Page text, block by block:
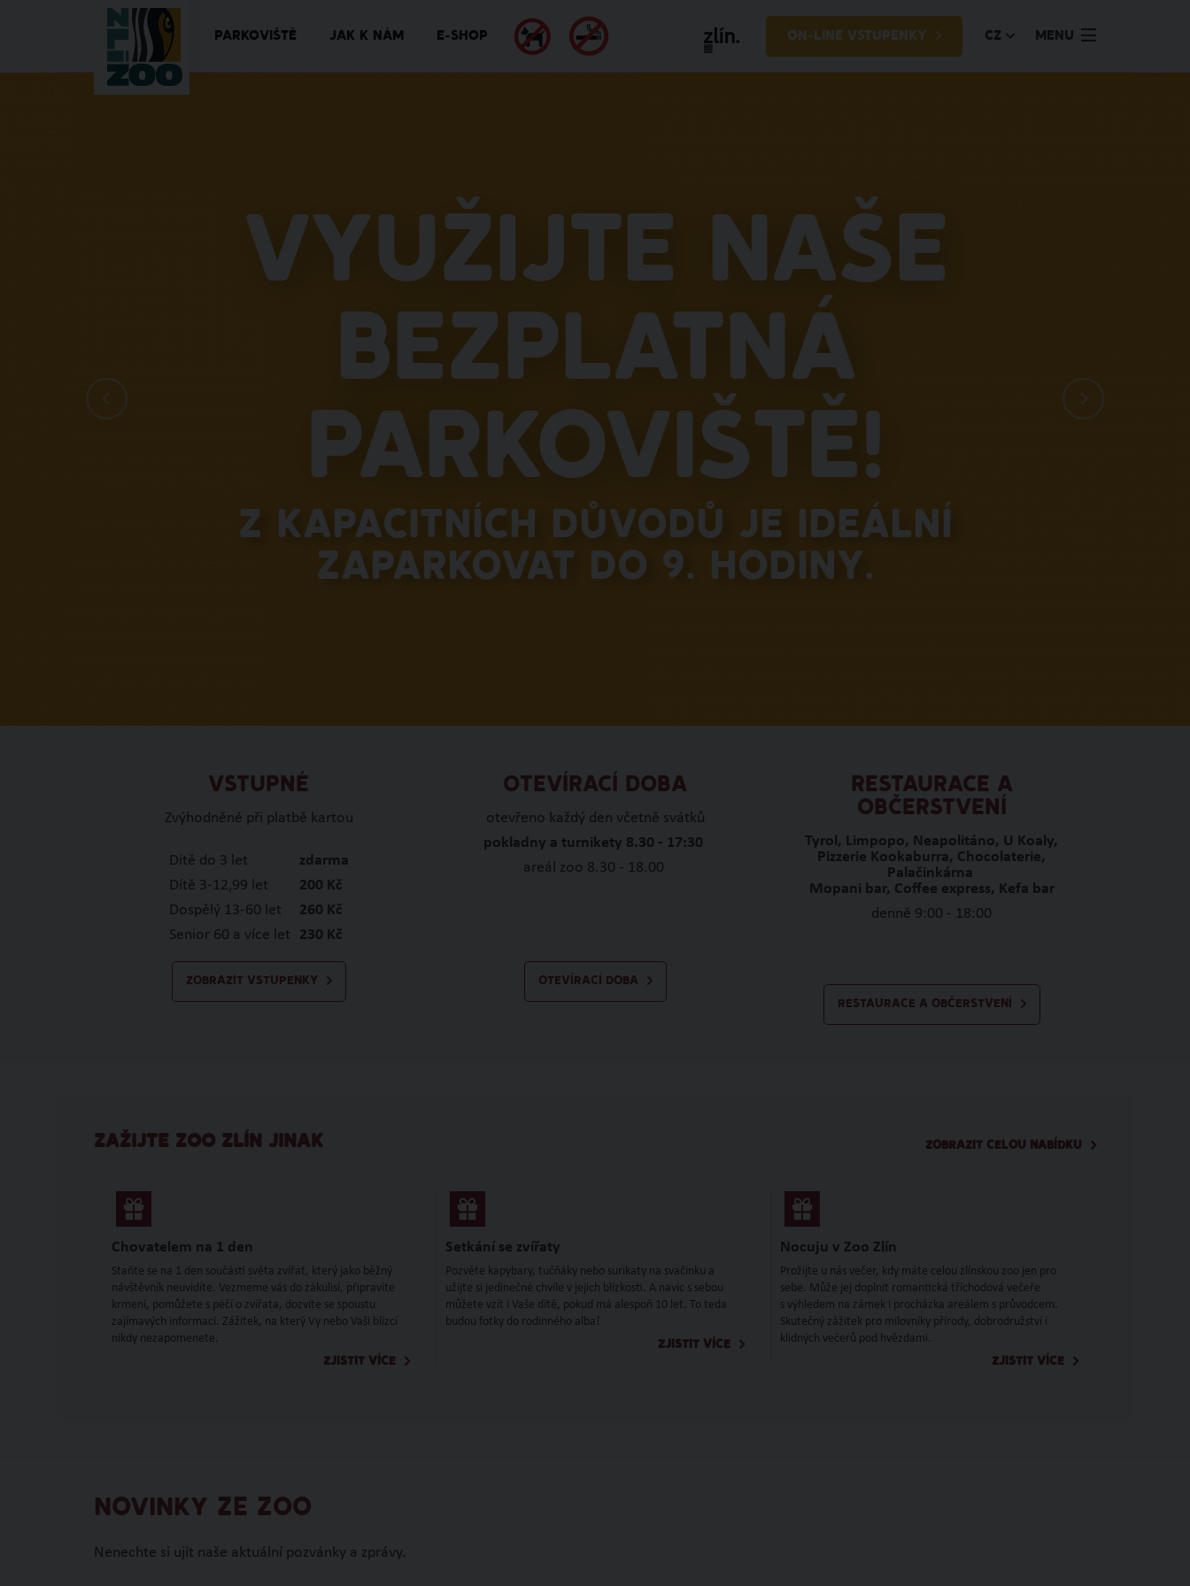
PARKOVIŠTĚ JAK K NÁM E-SHOP ON-LINE VSTUPENKY CZ MENU
Využijte naše
bezplatná
parkoviště!
Z kapacitních důvodů je ideální
zaparkovat do 9. hodiny.
VSTUPNÉ
Zvýhodněné při platbě kartou
Dítě do 3 let
zdarma
Dítě 3-12,99 let
200 Kč
Dospělý 13-60 let
260 Kč
Senior 60 a více let
230 Kč
ZOBRAZIT VSTUPENKY
OTEVÍRACÍ DOBA
otevřeno každý den včetně svátků
pokladny a turnikety 8.30 - 17:30
areál zoo 8.30 - 18.00
OTEVÍRACÍ DOBA
RESTAURACE A
OBČERSTVENÍ
Tyrol, Limpopo, Neapolitáno, U Koaly,
Pizzerie Kookaburra, Chocolaterie,
Palačinkárna
Mopani bar, Coffee express, Kefa bar
denně 9:00 - 18:00
RESTAURACE A OBČERSTVENÍ
ZAŽIJTE ZOO ZLÍN JINAK ZOBRAZIT CELOU NABÍDKU
Chovatelem na 1 den
Staňte se na 1 den součástí světa zvířat, který jako běžný
návštěvník neuvidíte. Vezmeme vás do zákulisí, připravíte
krmení, pomůžete s péčí o zvířata, dozvíte se spoustu
zajímavých informací. Zážitek, na který Vy nebo Vaši blízcí
nikdy nezapomenete.
ZJISTIT VÍCE
Setkání se zvířaty
Pozvěte kapybary, tučňáky nebo surikaty na svačinku a
užijte si jedinečné chvíle v jejich blízkosti. A navíc s sebou
můžete vzít i Vaše dítě, pokud má alespoň 10 let. To teda
budou fotky do rodinného alba!
ZJISTIT VÍCE
Nocuju v Zoo Zlín
Prožijte u nás večer, kdy máte celou zlínskou zoo jen pro
sebe. Může jej doplnit romantická tříchodová večeře
s výhledem na zámek i procházka areálem s průvodcem.
Skutečný zážitek pro milovníky přírody, dobrodružství i
klidných večerů pod hvězdami.
ZJISTIT VÍCE
NOVINKY ZE ZOO
Nenechte si ujít naše aktuální pozvánky a zprávy.